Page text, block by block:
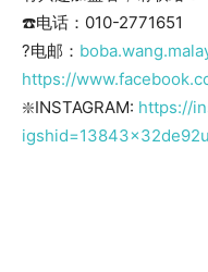
☎️电话：010-2771651
?电邮：
https://
❇️INSTAGRAM: https://
igshid=13843x32de92u